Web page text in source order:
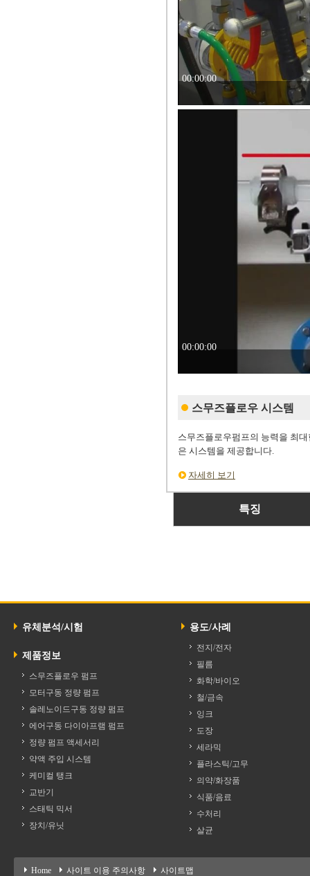
스무즈플로우 시스템
스무즈플로우펌프의 능력을 최
은 시스템을 제공합니다.
자세히 보기
특징
유체분석/시험
제품정보
스무즈플로우 펌프
모터구동 정량 펌프
솔레노이드구동 정량 펌프
에어구동 다이아프램 펌프
정량 펌프 액세서리
약액 주입 시스템
케미컬 탱크
교반기
스태틱 믹서
장치/유닛
용도/사례
전지/전자
필름
화학/바이오
철/금속
잉크
도장
세라믹
플라스틱/고무
의약/화장품
식품/음료
수처리
살균
Home 사이트 이용 주의사항 사이트맵